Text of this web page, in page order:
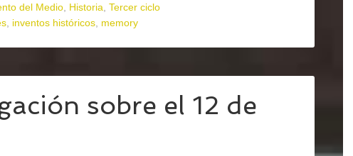
del Medio Historia Tercer ciclo
inventos históricos memory
sobre el 12 de